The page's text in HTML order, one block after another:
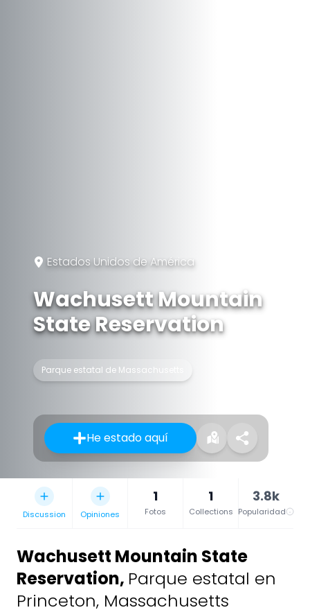
Estados Unidos de América
Wachusett Mountain
State Reservation
Parque estatal de Massachusetts
He estado aquí
Discussion Opiniones
1
Fotos
1
Collections
3.8k
Popularidad
Wachusett Mountain State
Reservation, Parque estatal en
Princeton, Massachusetts